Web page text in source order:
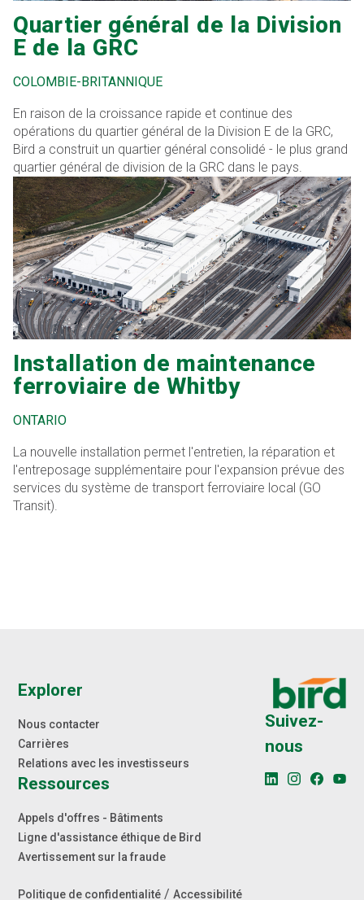
Quartier général de la Division
E de la GRC
COLOMBIE-BRITANNIQUE
En raison de la croissance rapide et continue des
opérations du quartier général de la Division E de la GRC,
Bird a construit un quartier général consolidé - le plus grand
quartier général de division de la GRC dans le pays.
Installation de maintenance
ferroviaire de Whitby
ONTARIO
La nouvelle installation permet l'entretien, la réparation et
l'entreposage supplémentaire pour l'expansion prévue des
services du système de transport ferroviaire local (GO
Transit).
Explorer
Nous contacter
Carrières
Relations avec les investisseurs
Ressources
Appels d'offres - Bâtiments
Ligne d'assistance éthique de Bird
Avertissement sur la fraude
Politique de confidentialité /Accessibilité
Suivez-
nous